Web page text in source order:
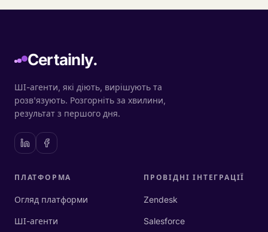
Certainly.
ШІ-агенти, які діють, вирішують та
розв'язують. Розгорніть за хвилини,
результат з першого дня.
ПЛАТФОРМА
Огляд платформи
ШІ-агенти
ПРОВІДНІ ІНТЕГРАЦІЇ
Zendesk
Salesforce